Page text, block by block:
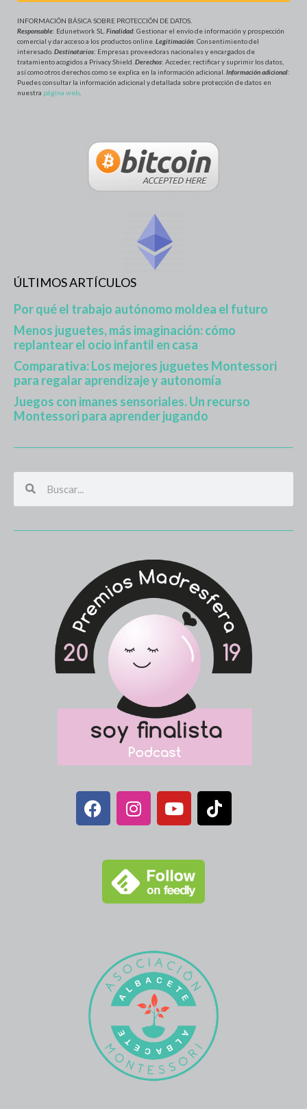
INFORMACIÓN BÁSICA SOBRE PROTECCIÓN DE DATOS
Responsable: Edunetwork SL. Finalidad: Gestionar el envío de información y prospección
comercial y dar acceso a los productos online. Legitimación: Consentimiento del
interesado. Destinatarios: Empresas proveedoras nacionales y encargados de
tratamiento acogidos a Privacy Shield. Derechos: Acceder, rectificar y suprimir los datos,
así como otros derechos como se explica en la información adicional. Información adicional:
Puedes consultar la información adicional y detallada sobre protección de datos en
nuestra página web
ÚLTIMOS ARTÍCULOS
Por qué el trabajo autónomo moldea el futuro
Menos juguetes, más imaginación: cómo
replantear el ocio infantil en casa
Comparativa: Los mejores juguetes Montessori
para regalar aprendizaje y autonomía
Juegos con imanes sensoriales. Un recurso
Montessori para aprender jugando